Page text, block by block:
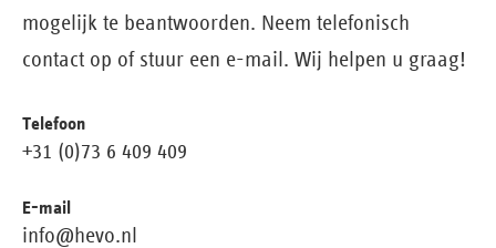
mogelijk te beantwoorden. Neem telefonisch
contact op of stuur een e-mail. Wij helpen u graag!
Telefoon
+31 (0)73 6 409 409
E-mail
info@hevo.nl